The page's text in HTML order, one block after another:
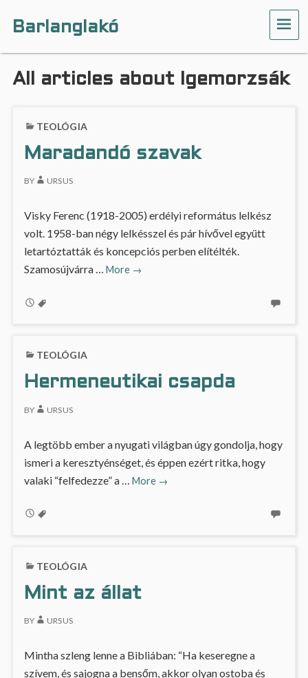
Barlanglakó
All articles about Igemorzsák
TEOLÓGIA
Maradandó szavak
BY URSUS
Visky Ferenc (1918-2005) erdélyi református lelkész
volt. 1958-ban négy lelkésszel és pár hívővel együtt
letartóztatták és koncepciós perben elítélték.
Szamosújvárra … More
Maradandó
→
TEOLÓGIA
Hermeneutikai csapda
BY URSUS
A legtöbb ember a nyugati világban úgy gondolja, hogy
ismeri a keresztyénséget, és éppen ezért ritka, hogy
valaki “felfedezze” a … More
Hermeneutikai
→
TEOLÓGIA
Mint az állat
BY URSUS
Mintha szleng lenne a Bibliában: “Ha keseregne a
szívem, és sajogna a bensőm, akkor olyan ostoba és